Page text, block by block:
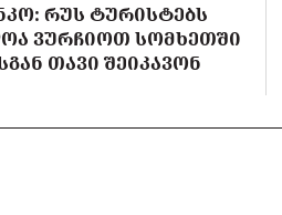
ᲠᲣᲡ ᲢᲣᲠᲘᲡᲢᲔᲑᲡ
ᲕᲣᲠᲩᲘᲝᲗ ᲡᲝᲛᲮᲔᲗᲨᲘ
ᲗᲐᲕᲘ ᲨᲔᲘᲙᲐᲕᲝᲜ